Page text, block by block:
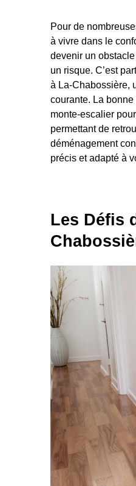
Pour de
à vivre dans le
devenir un
un risque. C’est
à La-Chabossière,
courante. La
monte-escalier
permettant de
déménagement
précis et adapté à
Les Défis